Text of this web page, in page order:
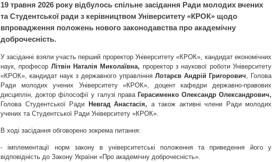
19 травня 2026 року відбулось спільне засідання Ради молодих вчених
та Студентської ради з керівництвом Університету «КРОК» щодо
впровадження положень нового законодавства про академічну
доброчесність.
У засіданні взяли участь перший проректор Університету «КРОК», кандидат економічних
наук, професор Літвін Наталія Миколаївна, проректор з наукової роботи Університету
«КРОК», кандидат наук з державного управління Лотарєв Андрій Григорович, Голова
Ради молодих учених Університету «КРОК», доцент кафедри державно-правових
дисциплін, доктор філософії у галузі права Герасименко Олександр Олександрович,
Голова Студентської Ради Невгад Анастасія, а також активні члени Ради молодих
учених та Студентської Ради Університету «КРОК».
В ході засідання обговорено зокрема питання:
- імплементації норм закону в університетські положення та приведення його у
відповідність до Закону України «Про академічну доброчесність».